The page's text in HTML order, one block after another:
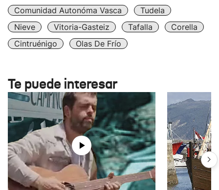
Comunidad Autonóma Vasca
Tudela
Nieve
Vitoria-Gasteiz Tafalla
Corella
Cintruénigo
Olas De Frío
Te puede interesar